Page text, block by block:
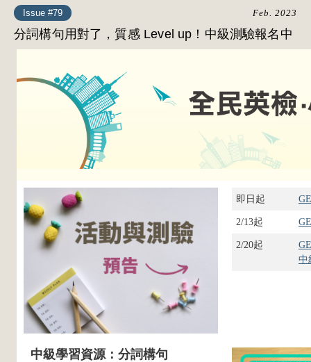
Issue #79 Feb. 2023
分詞構句用對了，質感 Level up！中級測驗報名中
即日起
2/13起
2/20起
中
中級學習資源：分詞構句